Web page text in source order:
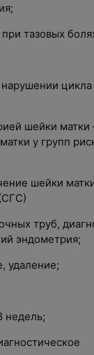
тазовых
цикла
шейки
у групп
шейки
труб,
эндометрия;
удаление;
недель;